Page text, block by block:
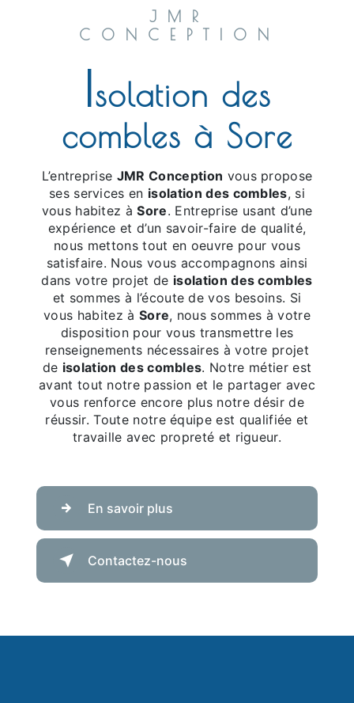
JMR
CONCEPTION
solation des
combles à Sore
L’entreprise JMR Conception vous propose
ses services en isolation des combles, si
vous habitez àSore. Entreprise usant d’une
expérience et d’un savoir-faire de qualité,
nous mettons tout en oeuvre pour vous
satisfaire. Nous vous accompagnons ainsi
dans votre projet de isolation des combles
et sommes à l’écoute de vos besoins. Si
vous habitez à Sore, nous sommes à votre
disposition pour vous transmettre les
renseignements nécessaires à votre projet
de isolation des combles. Notre métier est
avant tout notre passion et le partager avec
vous renforce encore plus notre désir de
réussir. Toute notre équipe est qualifiée et
travaille avec propreté et rigueur.
En savoir plus
Contactez-nous